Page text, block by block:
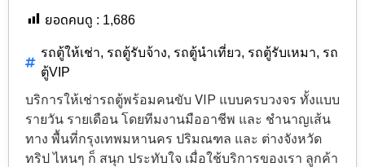
ยอดคนดู : 1,686
รถตู้ให้เช่า, รถตู้รับจ้าง, รถตู้นำเที่ยว, รถตู้รับเหมา, รถ
ตู้VIP
บริการให้เช่ารถตู้พร้อมคนขับ VIP แบบครบวงจร ทั้งแบบ
รายวัน รายเดือน โดยทีมงานมืออาชีพ และ ชำนาญเส้น
ทาง พื้นที่กรุงเทพมหานคร ปริมณฑล และ ต่างจังหวัด
ทริป ไหนๆ ก็ สนุก ประทับใจ เมื่อใช้บริการของเรา ลูกค้า